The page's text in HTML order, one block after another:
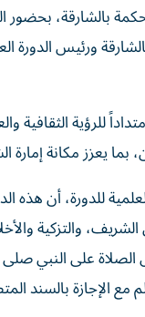
بالشارقة،
ورئيس
للرؤية
يعزز مكانة إمارة
للدورة، أن
والتزكية
على النبي
بالسند